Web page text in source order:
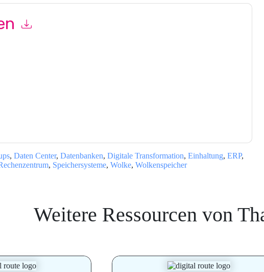
, Daten Center, Datenbanken, Digitale Transformation, Einhaltung, ERP,
, Speichersysteme, Wolke, Wolkenspeicher
Weitere Ressourcen von